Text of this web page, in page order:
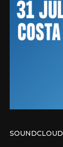
SOUNDCLOUD